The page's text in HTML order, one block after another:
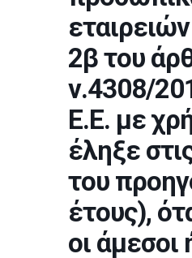
2β του
ν.4308/
Ε.Ε. με
έληξε
του
έτους),
οι άμεσοι